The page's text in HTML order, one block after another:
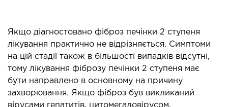
Якщо діагностовано фіброз печінки 2 ступеня
лікування практично не відрізняється. Симптоми
на цій стадії також в більшості випадків відсутні,
тому лікування фіброзу печінки 2 ступеня має
бути направлено в основному на причину
захворювання. Якщо фіброз був викликаний
вірусами гепатитів, цитомегаловірусом,